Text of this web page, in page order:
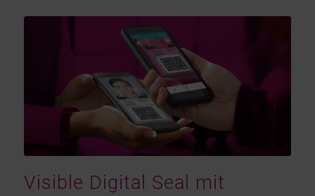
Visible Digital Seal mit